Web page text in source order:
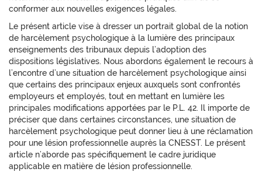
conformer aux nouvelles exigences légales.
Le présent article vise à dresser un portrait global de la notion
de harcèlement psychologique à la lumière des principaux
enseignements des tribunaux depuis l’adoption des
dispositions législatives. Nous abordons également le recours à
l’encontre d’une situation de harcèlement psychologique ainsi
que certains des principaux enjeux auxquels sont confrontés
employeurs et employés, tout en mettant en lumière les
principales modifications apportées par le P.L. 42. Il importe de
préciser que dans certaines circonstances, une situation de
harcèlement psychologique peut donner lieu à une réclamation
pour une lésion professionnelle auprès la CNESST. Le présent
article n’aborde pas spécifiquement le cadre juridique
applicable en matière de lésion professionnelle.